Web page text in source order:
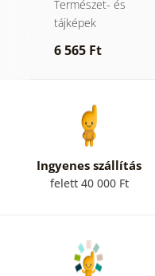
Természet- és
tájképek
6 565 Ft
Ingyenes szállítás
felett 40 000 Ft